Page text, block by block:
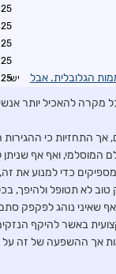
הגלובלית. אבל ישי
מקרה להאכיל יותר
התחזיות כי ההגירות
ואף אף שניתן
כדי למנוע את זה,
טוב לא תטופל ולהיפך,
שאיני נוהג לפקפק
באשר להיקף
אך ההשפעה של זה על